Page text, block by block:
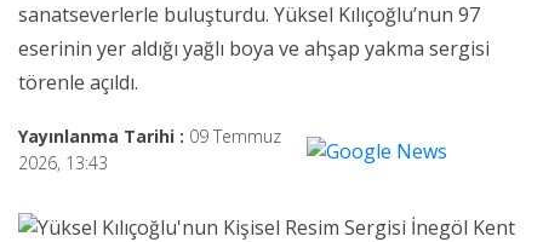
sanatseverlerle buluşturdu. Yüksel Kılıçoğlu’nun 97
eserinin yer aldığı yağlı boya ve ahşap yakma sergisi
törenle açıldı.
Yayınlanma Tarihi : 09 Temmuz
2026, 13:43